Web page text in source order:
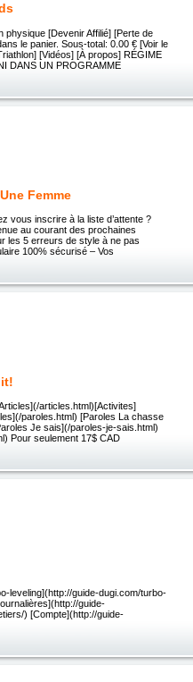
physique [Devenir Affilié] [Perte de
le panier. Sous-total: 0.00 € [Voir le
[Vidéos] [À propos] RÉGIME
DANS UN PROGRAMME
Femme
vous inscrire à la liste d’attente ?
au courant des prochaines
les 5 erreurs de style à ne pas
100% sécurisé – Vos
articles.html)[Activites]
paroles.html) [Paroles La chasse
Je sais](/paroles-je-sais.html)
Pour seulement 17$ CAD
leveling](http://guide-dugi.com/turbo-
guide-
) [Compte](http://guide-